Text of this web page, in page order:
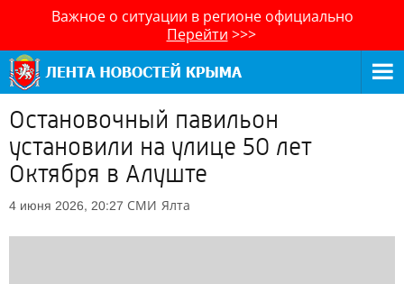
Важное о ситуации в регионе официально
Перейти >>>
Остановочный павильон
установили на улице 50 лет
Октября в Алуште
4 июня 2026, 20:27 СМИ Ялта